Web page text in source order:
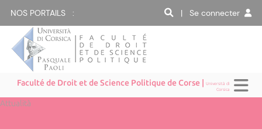
NOS PORTAILS : | Se connecter
Faculté de Droit et de Science Politique de Corse |Università di
Corsica
Attualità